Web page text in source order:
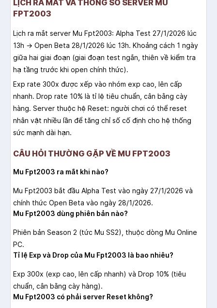
LỊCH RA MẮT VÀ THÔNG SỐ SERVER MU
FPT2003
Lịch ra mắt server Mu Fpt2003: Alpha Test 27/1/2026 lúc
13h → Open Beta 28/1/2026 lúc 13h. Khoảng cách 1 ngày
giữa hai giai đoạn (giai đoạn test ngắn, thiên về kiểm tra
hạ tầng trước khi open chính thức).
Exp rate 300x được xếp vào nhóm exp cao, lên cấp
nhanh. Drop rate 10% là tỉ lệ tiêu chuẩn, cân bằng cày
hàng. Server thuộc hệ Reset: người chơi có thể reset
nhân vật nhiều lần để tăng chỉ số cố định cho hệ thống
sức mạnh dài hạn.
CÂU HỎI THƯỜNG GẶP VỀ MU FPT2003
Mu Fpt2003 ra mắt khi nào?
Mu Fpt2003 bắt đầu Alpha Test vào ngày 27/1/2026 và
chính thức Open Beta vào ngày 28/1/2026.
Mu Fpt2003 dùng phiên bản nào?
Phiên bản Season 2 (tức Mu SS2), thuộc dòng Mu Online
PC.
Tỉ lệ Exp và Drop của Mu Fpt2003 là bao nhiêu?
Exp 300x (exp cao, lên cấp nhanh) và Drop 10% (tiêu
chuẩn, cân bằng cày hàng).
Mu Fpt2003 có phải server Reset không?